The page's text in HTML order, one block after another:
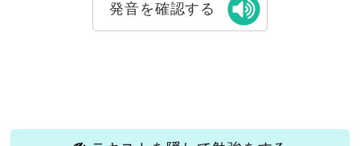
発音を確認する